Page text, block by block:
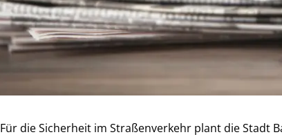
Für die Sicherheit im Straßenverkehr plant die Stadt